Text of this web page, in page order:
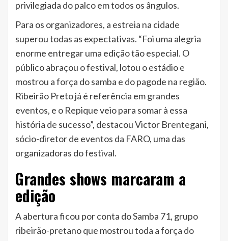
privilegiada do palco em todos os ângulos.
Para os organizadores, a estreia na cidade
superou todas as expectativas. “Foi uma alegria
enorme entregar uma edição tão especial. O
público abraçou o festival, lotou o estádio e
mostrou a força do samba e do pagode na região.
Ribeirão Preto já é referência em grandes
eventos, e o Repique veio para somar à essa
história de sucesso”, destacou Victor Brentegani,
sócio-diretor de eventos da FARO, uma das
organizadoras do festival.
Grandes shows marcaram a
edição
A abertura ficou por conta do Samba 71, grupo
ribeirão-pretano que mostrou toda a força do